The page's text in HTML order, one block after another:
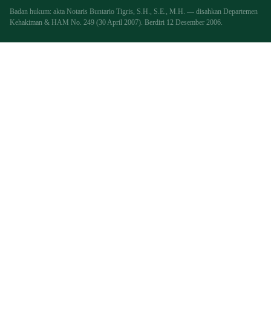
Badan hukum: akta Notaris Buntario Tigris, S.H., S.E., M.H. — disahkan Departemen
Kehakiman & HAM No. 249 (30 April 2007). Berdiri 12 Desember 2006.